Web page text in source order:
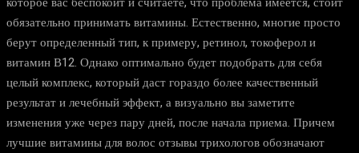
обязательно принимать витамины. Естественно, многие просто
берут определенный тип, к примеру, ретинол, токоферол и
витамин В12. Однако оптимально будет подобрать для себя
целый комплекс, который даст гораздо более качественный
результат и лечебный эффект, а визуально вы заметите
изменения уже через пару дней, после начала приема. Причем
лучшие витамины для волос отзывы трихологов обозначают